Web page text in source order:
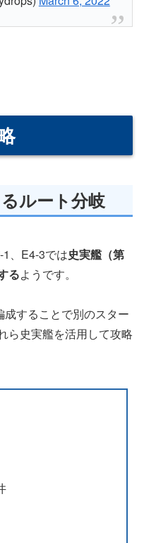
ルート分岐
、E4-3では史実艦（第
るようです。
することで別のスター
ら史実艦を活用して攻略